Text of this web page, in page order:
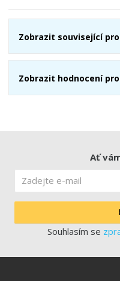
Zobrazit související
Zobrazit hodnocení
Ať
Souhlasím se